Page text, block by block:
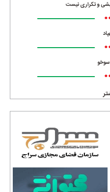
و تکراری نیست
سوخو